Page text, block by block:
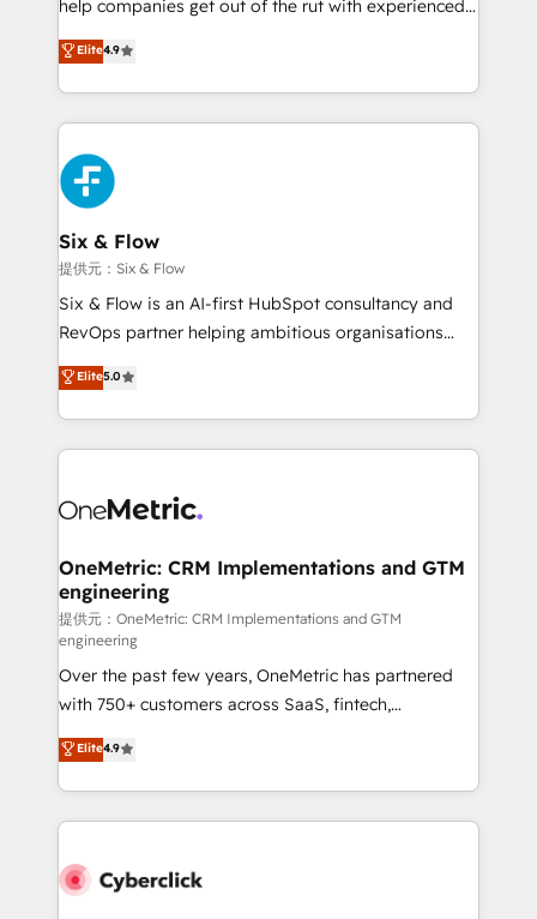
partners who will embed ourselves into your
business, processes and systems 🏢 We specialise in
working with mid-market and enterprise
organisations, global organisations and those with
complex use cases 🏆 CRM Implementation,
Platform Enablement, Custom Integration and
Onboarding Accredited 🔐 ISO27001 & ISO9001
Certified
help companies get out of the rut with experienced,
process-oriented teams implementing HubSpot
Marketing, Sales, Service, CMS and Operations Hub,
so selling and actually engaging with your customers
feels easy and pain-free. We are a top ranked
HubSpot Elite Partner, winner of Rookie of the Year
and Customer First Awards, 4.9/5 rating in HubSpot
Reviews and 4.9/5 rating in Clutch Reviews. Digifianz
helps the following industries: logistics & 3PL, home
improvement & construction, branding and
commercialization, real estate, health, education,
SaaS, Software Dev & IT and consulting, make the
the United States, EU, UAE, Mexico and Latin
America. From casual user to super fan: make
Elite4.9
Six & Flow
提供元：Six & Flow
Six & Flow is an AI-first HubSpot consultancy and
RevOps partner helping ambitious organisations
grow with clarity, confidence, and intelligence.
Operating across the UK, Netherlands, Ireland, and
Canada, we’ve delivered thousands of successful
HubSpot projects for mid-market and enterprise
combine HubSpot, data, and AI to design connected
and technology for predictable, scalable revenue
growth. Our expertise spans RevOps, CRM and data
architecture, AI enablement, and strategic marketing,
delivered through our proprietary FLAIR framework
for responsible AI adoption. As a HubSpot Elite
Partner and ISO 27001:2022 certified consultancy,
we blend strategy, creativity, and technology to help
organisations scale smarter and grow stronger.
Elite5.0
OneMetric: CRM Implementations and GTM
engineering
提供元：OneMetric: CRM Implementations and GTM
engineering
Over the past few years, OneMetric has partnered
with 750+ customers across SaaS, fintech,
healthcare, real estate, and other industries. With
150+ HubSpot-certified experts, we deliver scalable
solutions to complex GTM and RevOps challenges.
Our Expertise 🔹 Onboarding & Implementation:
tailored to your GTM motion. 🔹 Migrations:
Elite4.9